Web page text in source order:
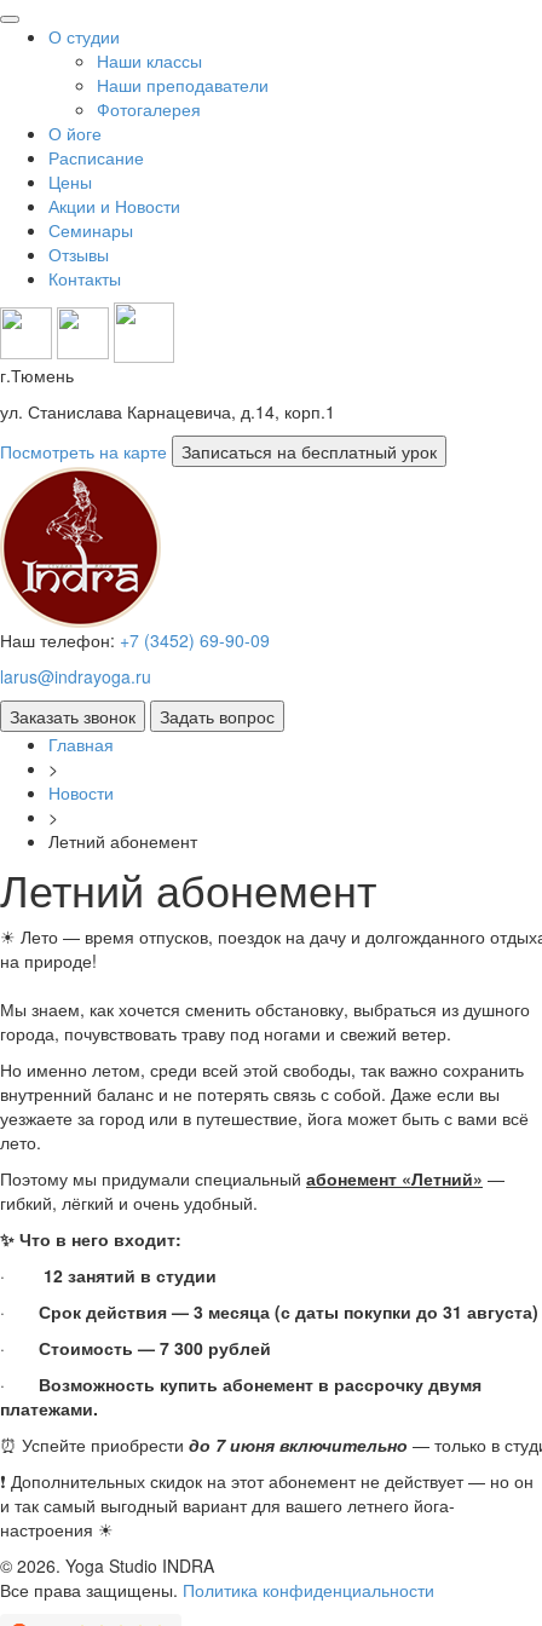
О студии
Наши классы
Наши преподаватели
Фотогалерея
О йоге
Расписание
Цены
Акции и Новости
Семинары
Отзывы
Контакты
г.Тюмень
ул. Станислава Карнацевича, д.14, корп.1
Посмотреть на карте
Наш телефон: +7 (3452) 69-90-09
larus@indrayoga.ru
Главная
>
Новости
>
Летний абонемент
Летний абонемент
☀ Лето — время отпусков, поездок на дачу и долгожданного
на природе!
Мы знаем, как хочется сменить обстановку, выбраться из душного
города, почувствовать траву под ногами и свежий ветер.
Но именно летом, среди всей этой свободы, так важно сохранить
внутренний баланс и не потерять связь с собой. Даже если вы
уезжаете за город или в путешествие, йога может быть с вами всё
лето.
Поэтому мы придумали специальный абонемент «Летний» —
гибкий, лёгкий и очень удобный.
✨ Что в него входит:
·
12 занятий в студии
· Срок действия — 3 месяца (с даты покупки до 31 августа)
· Стоимость — 7 300 рублей
· Возможность купить абонемент в рассрочку двумя
платежами.
⏰ Успейте приобрести до 7 июня включительно — только в
❗ Дополнительных скидок на этот абонемент не действует — но он
и так самый выгодный вариант для вашего летнего йога-
настроения ☀
© 2026. Yoga Studio INDRA
Все права защищены. Политика конфиденциальности